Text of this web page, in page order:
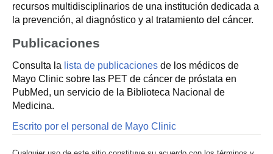
recursos multidisciplinarios de una institución dedicada a
la prevención, al diagnóstico y al tratamiento del cáncer.
Publicaciones
Consulta la lista de publicaciones de los médicos de
Mayo Clinic sobre las PET de cáncer de próstata en
PubMed, un servicio de la Biblioteca Nacional de
Medicina.
Escrito por el personal de Mayo Clinic